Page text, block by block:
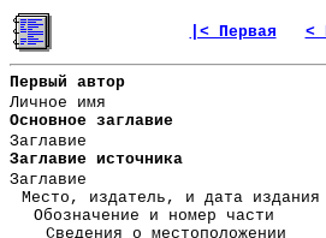
|< Первая <
Первый автор
Личное имя
Основное заглавие
Заглавие
Заглавие источника
Заглавие
Место, издатель, и дата издания
Обозначение и номер части
Сведения о местоположении